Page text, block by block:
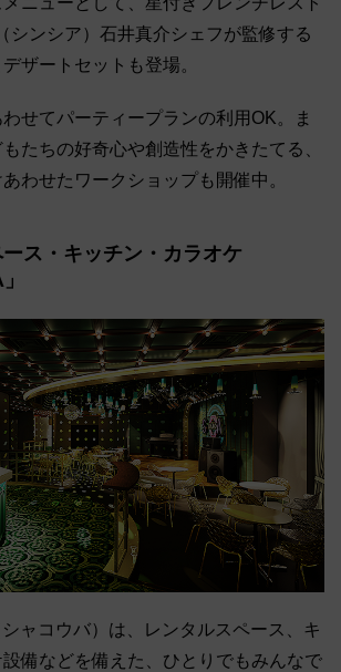
シンシア）石井真介シェフが監修する
ザートセットも登場。
せてパーティープランの利用OK。ま
たちの好奇心や創造性をかきたてる、
わせたワークショップも開催中。
ス・キッチン・カラオケ
シャコウバ）は、レンタルスペース、キ
備などを備えた、ひとりでもみんなで